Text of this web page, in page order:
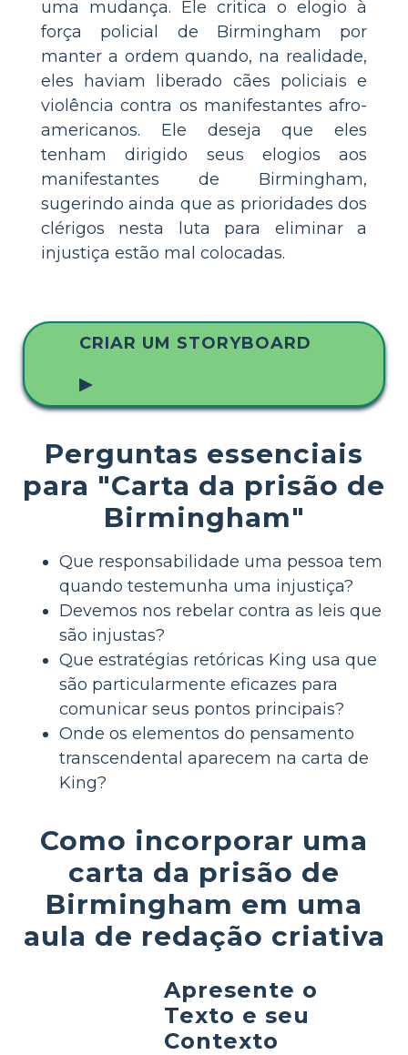
uma mudança. Ele critica o elogio à
força policial de Birmingham por
manter a ordem quando, na realidade,
eles haviam liberado cães policiais e
violência contra os manifestantes afro-
americanos. Ele deseja que eles
tenham dirigido seus elogios aos
manifestantes de Birmingham,
sugerindo ainda que as prioridades dos
clérigos nesta luta para eliminar a
injustiça estão mal colocadas.
CRIAR UM STORYBOARD
▶
Perguntas essenciais
para "Carta da prisão de
Birmingham"
Que responsabilidade uma pessoa tem
quando testemunha uma injustiça?
Devemos nos rebelar contra as leis que
são injustas?
Que estratégias retóricas King usa que
são particularmente eficazes para
comunicar seus pontos principais?
Onde os elementos do pensamento
transcendental aparecem na carta de
King?
Como incorporar uma
carta da prisão de
Birmingham em uma
aula de redação criativa
Apresente o
Texto e seu
Contexto